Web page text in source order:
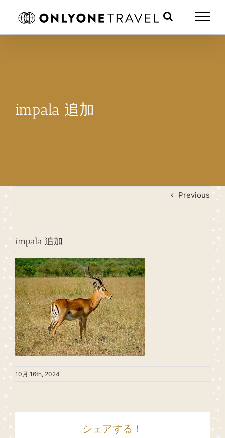
impala 追加
Previous
impala 追加
10月 16th, 2024
シェアする！